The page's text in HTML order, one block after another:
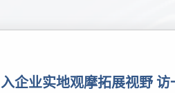
入企业实地观摩拓展视野